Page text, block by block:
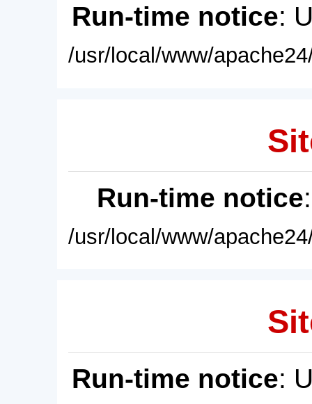
Run-time notice:
/usr/local/www/
Run-time notice
/usr/local/www/
Run-time notice: